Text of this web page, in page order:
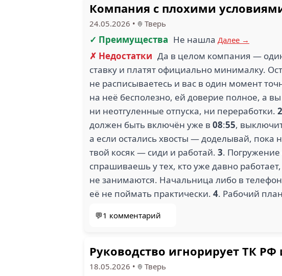
Компания с плохими
24.05.2026 • Тверь
✓ Преимущества Не нашла Далее →
✗ Недостатки Да в целом компания —
ставку и платят официально минималку.
не расписываетесь и вас в один момент
на неё бесполезно, ей доверие полное, а
ни неотгуленные отпуска, ни переработки. 2
должен быть включён уже в 08:55,
а если остались хвосты — доделывай,
твой косяк — сиди и работай. 3. Погружение
спрашиваешь у тех, кто уже давно
не занимаются. Начальница либо в
её не поймать практически. 4. Рабочий
💬1 комментарий
Руководство игнорирует ТК РФ
18.05.2026 • Тверь